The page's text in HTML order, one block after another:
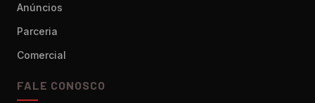
Anúncios
Parceria
Comercial
FALE CONOSCO